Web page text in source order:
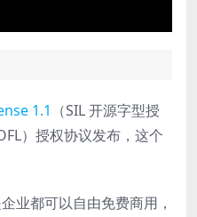
1.1 （SIL 开源字型授
）授权协议发布，这个
业都可以自由免费商用，